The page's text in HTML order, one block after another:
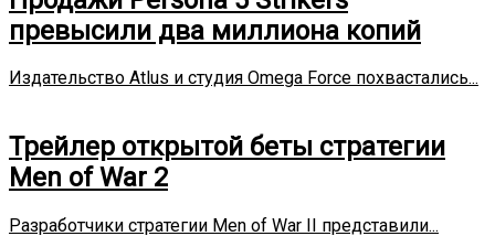
превысили два миллиона копий
Издательство Atlus и студия Omega Force похвастались...
Трейлер открытой беты стратегии
Men of War 2
Разработчики стратегии Men of War II представили...